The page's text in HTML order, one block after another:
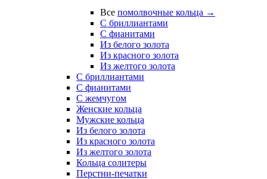
Все помолвочные кольца →
С бриллиантами
С фианитами
Из белого золота
Из красного золота
Из желтого золота
С бриллиантами
С фианитами
С жемчугом
Женские кольца
Мужские кольца
Из белого золота
Из красного золота
Из желтого золота
Кольца солитеры
Перстни-печатки